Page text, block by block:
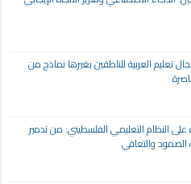
تعليم العربية للناطقين بغيرها نماذج من
وتأثيره على النظام التعليمي الفلسطيني: من تدمير
الصمود والتعافي